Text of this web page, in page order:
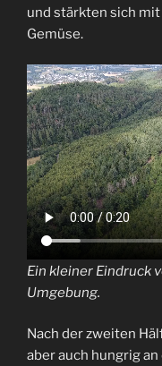
und stärkten sich
Gemüse.
Ein kleiner Eindruck
Umgebung.
Nach der zweiten
aber auch hungrig an